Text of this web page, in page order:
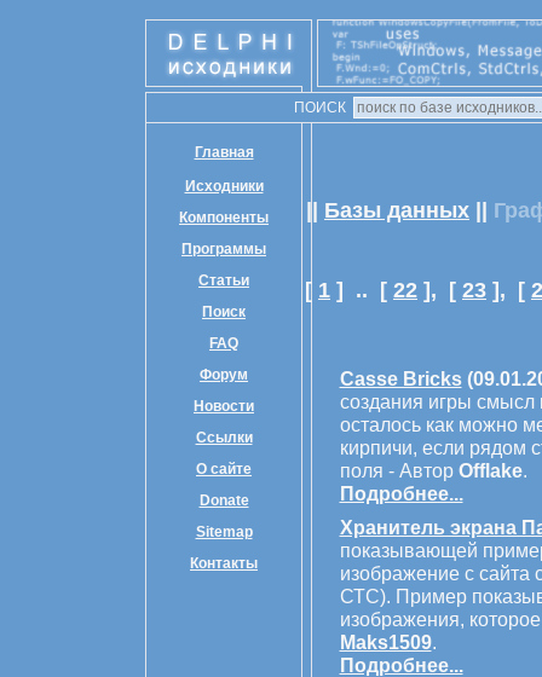
ПОИСК
|| Базы данных ||
[ 1 ] .. [ 22 ], [ 23 ], [
Casse Bricks
создания игры смысл
осталось как можно
кирпичи, если рядом
поля - Автор Offlake.
Подробнее...
Хранитель экрана
показывающей
изображение с сайта
СТС). Пример
изображения,
Maks1509.
Подробнее...
Главная
Исходники
Компоненты
Программы
Статьи
Поиск
FAQ
Форум
Новости
Ссылки
О сайте
Donate
Sitemap
Контакты